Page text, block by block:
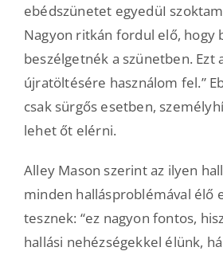
ebédszünetet egyedüI
Nagyon ritkán fordul elő, hogy
beszélgetnék a szünetben. Ezt
újratöltésére használom fel.”
csak sürgős esetben,
lehet őt elérni.
Alley Mason szerint az ilyen
minden hallásproblémával élő
tesznek: “ez nagyon fontos,
hallási nehézségekkel élünk,